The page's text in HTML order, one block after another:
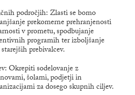
področjih: Zlasti se bomo
prekomerne prehranjenosti
v prometu, spodbujanje
programih ter izboljšanje
prebivalcev.
Okrepiti sodelovanje z
šolami, podjetji in
za dosego skupnih ciljev.